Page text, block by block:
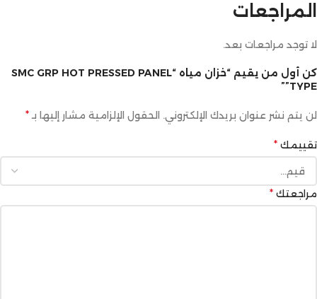
المراجعات
لا توجد مراجعات بعد.
كن أول من يقيم “خزان مياه “SMC GRP HOT PRESSED PANEL
TYPE””
لن يتم نشر عنوان بريدك الإلكتروني. الحقول الإلزامية مشار إليها بـ *
تقييمك *
مراجعتك *